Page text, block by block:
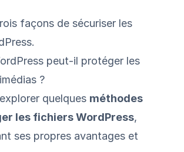
façons de sécuriser les
peut-il protéger les
?
quelques méthodes
les fichiers WordPress,
ses propres avantages et